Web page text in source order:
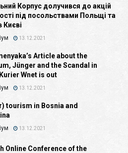
Корпус долучився до акцій
під посольствами Польщі та
Києві
13.12.2021
Article about the
Jünger and the Scandal in
Wnet is out
13.12.2021
tourism in Bosnia and
13.12.2021
Online Conference of the